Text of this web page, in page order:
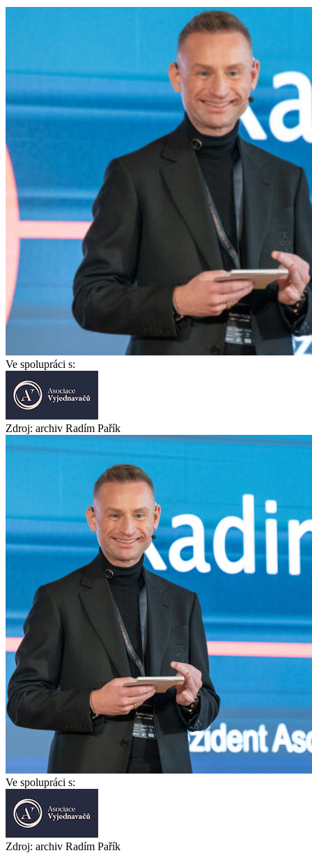
Ve spolupráci s:
Zdroj: archiv Radím Pařík
Ve spolupráci s:
Zdroj: archiv Radím Pařík